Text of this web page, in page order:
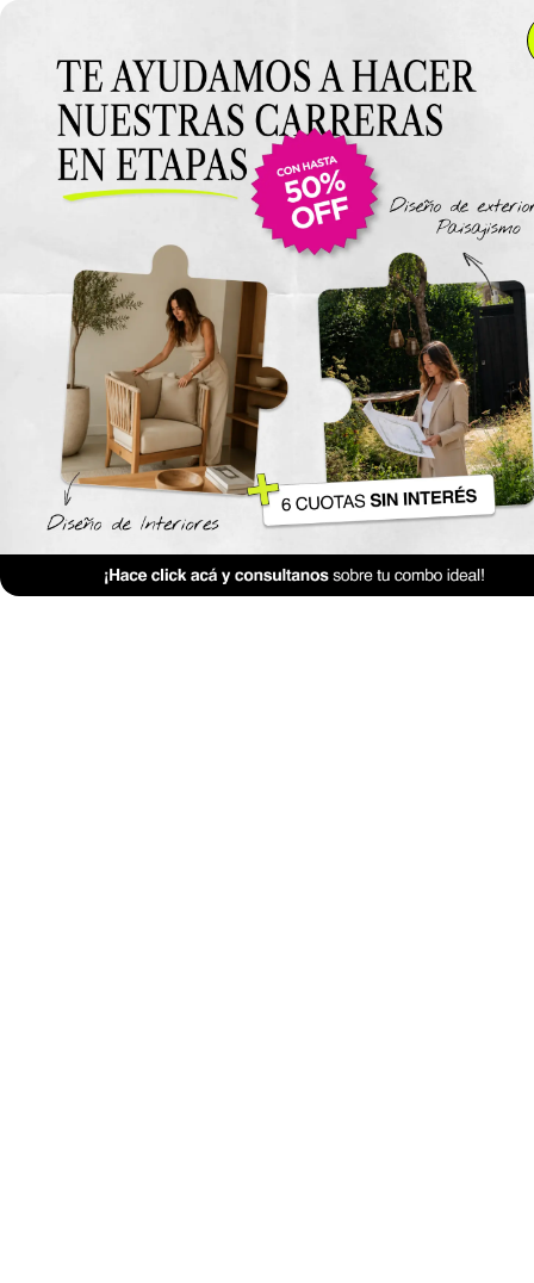
Anterior Clase
Clase 12
Materiales
Ambientes